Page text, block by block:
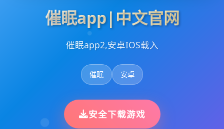
催眠app|中文官网
催眠app2,安卓IOS载入
催眠 安卓
安全下载游戏